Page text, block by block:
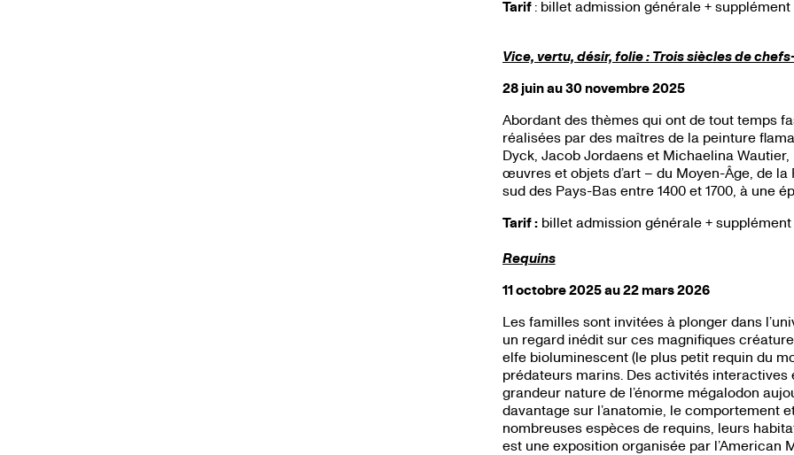
Tarif : billet admission générale +
Vice, vertu, désir, folie : Trois siècles de
28 juin au 30 novembre 2025
Abordant des thèmes qui ont de tout temps
réalisées par des maîtres de la peinture
Dyck, Jacob Jordaens et Michaelina
œuvres et objets d’art – du Moyen-Âge, de
sud des Pays-Bas entre 1400 et 1700, à une
Tarif :billet admission générale +
Requins
11 octobre 2025 au 22 mars 2026
Les familles sont invitées à plonger dans
un regard inédit sur ces magnifiques
elfe bioluminescent (le plus petit requin du
prédateurs marins. Des activités
grandeur nature de l’énorme mégalodon
davantage sur l’anatomie, le comportement
nombreuses espèces de requins, leurs
est une exposition organisée par l’American